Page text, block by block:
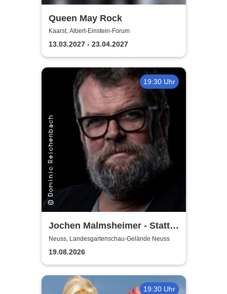
Queen May Rock
Kaarst, Albert-Einstein-Forum
13.03.2027 - 23.04.2027
19:30 Uhr
Jochen Malmsheimer - Statt
wesentlich die Welt bewegt,
hab ich wohl nur das Meer
gepflügt
Neuss, Landesgartenschau-Gelände Neuss
19.08.2026
19:30 Uhr